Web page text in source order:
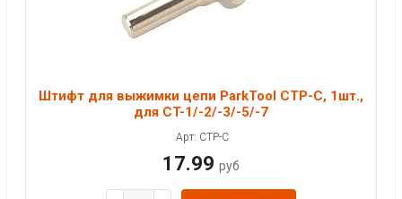
Штифт для выжимки цепи ParkTool CTP-C, 1шт.,
для CT-1/-2/-3/-5/-7
Арт: CTP-C
17.99 руб